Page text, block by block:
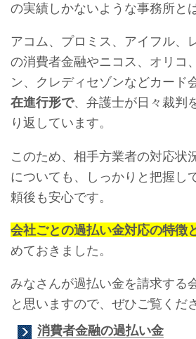
の実績しかないような事務所と
アコム、プロミス、アイフル、
の消費者金融やニコス、オリコ
ン、クレディセゾンなどカード
在進行形で、弁護士が日々裁判
り返しています。
このため、相手方業者の対応状
についても、しっかりと把握し
頼後も安心です。
会社ごとの過払い金対応の特徴
めておきました。
みなさんが過払い金を請求する
と思いますので、ぜひご覧くだ
消費者金融の過払い金